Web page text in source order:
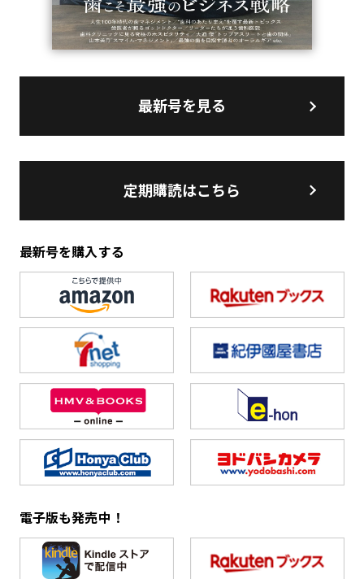
最新号を見る
定期購読はこちら
最新号を購入する
電子版も発売中！